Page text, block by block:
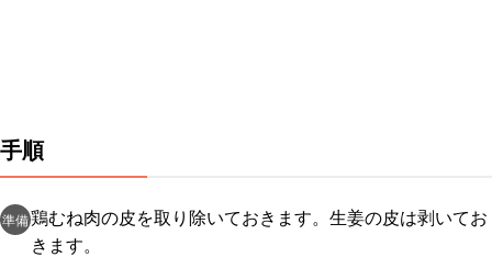
手順
準備鶏むね肉の皮を取り除いておきます。生姜の皮は剥いてお
きます。